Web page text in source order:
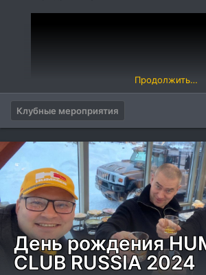
Не смотря на аномальный холод и
посетить открытую и закрытую
возложить цветы героям-
кухни, ну и конечно же пообщаться
К нашей...
Продолжить…
Клубные мероприятия
День рождения
CLUB RUSSIA 2024